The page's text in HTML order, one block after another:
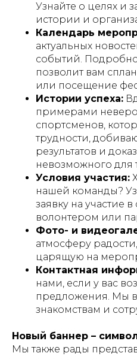
Узнайте о целях и
истории и
Календарь
актуальных
событий.
позволит вам
или посещение
Истории успеха:
примерами
спортсменов,
трудности,
результатов и
невозможного для
Условия участия:
нашей команды?
заявку на участие в
волонтером или
Фото- и
атмосферу
царящую на
Контактная
нами, если у вас
предложения. Мы
знакомствам и
Новый баннер –
Мы также рады